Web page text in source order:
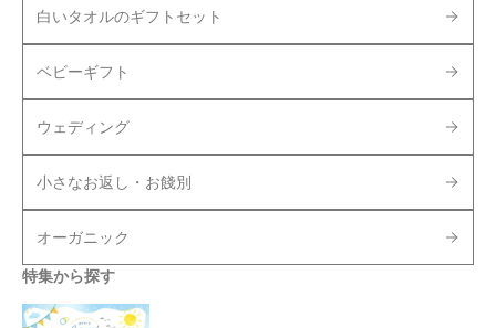
白いタオルのギフトセット
ベビーギフト
ウェディング
小さなお返し・お餞別
オーガニック
特集から探す